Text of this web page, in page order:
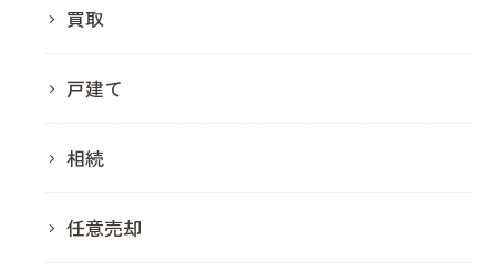
買取
戸建て
相続
任意売却